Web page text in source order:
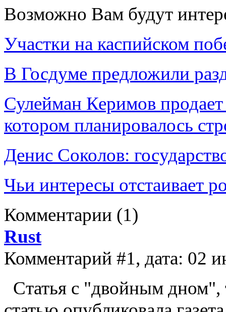
Возможно Вам будут
Участки на каспийском
В Госдуме предложили
Сулейман Керимов
котором планировалось
Денис Соколов:
Чьи интересы отстаивает
Комментарии (1)
Rust
Комментарий #1, дата: 02
Статья с "двойным дном",